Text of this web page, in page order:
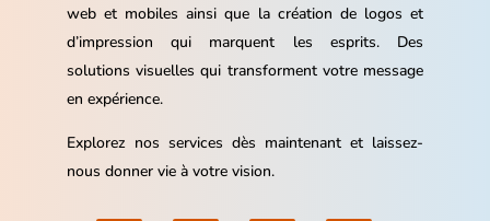
web et mobiles ainsi que la création de logos et
d’impression qui marquent les esprits. Des
solutions visuelles qui transforment votre message
en expérience.
Explorez nos services dès maintenant et laissez-
nous donner vie à votre vision.